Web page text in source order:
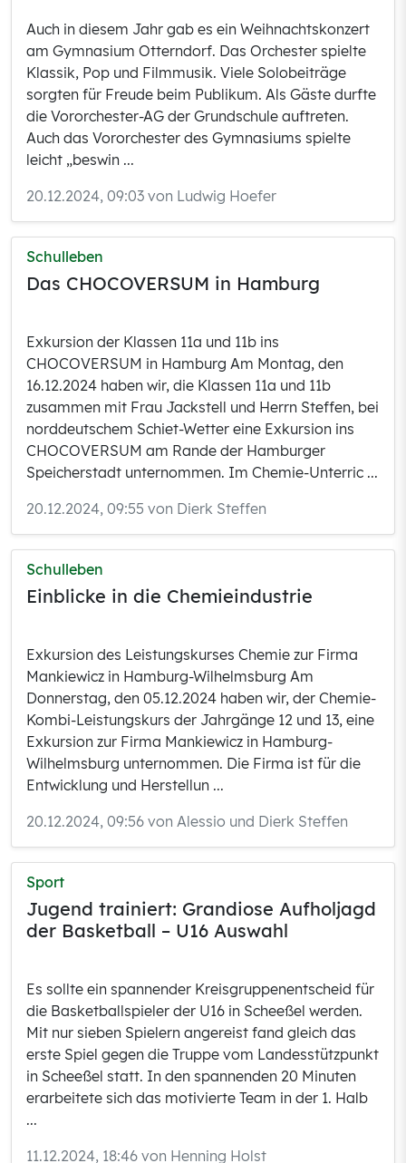
Auch in diesem Jahr gab es ein Weihnachtskonzert
am Gymnasium Otterndorf. Das Orchester spielte
Klassik, Pop und Filmmusik. Viele Solobeiträge
sorgten für Freude beim Publikum. Als Gäste durfte
die Vororchester-AG der Grundschule auftreten.
Auch das Vororchester des Gymnasiums spielte
leicht „beswin ...
20.12.2024, 09:03 von Ludwig Hoefer
Schulleben
Das CHOCOVERSUM in Hamburg
Exkursion der Klassen 11a und 11b ins
CHOCOVERSUM in Hamburg Am Montag, den
16.12.2024 haben wir, die Klassen 11a und 11b
zusammen mit Frau Jackstell und Herrn Steffen, bei
norddeutschem Schiet-Wetter eine Exkursion ins
CHOCOVERSUM am Rande der Hamburger
Speicherstadt unternommen. Im Chemie-Unterric ...
20.12.2024, 09:55 von Dierk Steffen
Schulleben
Einblicke in die Chemieindustrie
Exkursion des Leistungskurses Chemie zur Firma
Mankiewicz in Hamburg-Wilhelmsburg Am
Donnerstag, den 05.12.2024 haben wir, der Chemie-
Kombi-Leistungskurs der Jahrgänge 12 und 13, eine
Exkursion zur Firma Mankiewicz in Hamburg-
Wilhelmsburg unternommen. Die Firma ist für die
Entwicklung und Herstellun ...
20.12.2024, 09:56 von Alessio und Dierk Steffen
Sport
Jugend trainiert: Grandiose Aufholjagd
der Basketball – U16 Auswahl
Es sollte ein spannender Kreisgruppenentscheid für
die Basketballspieler der U16 in Scheeßel werden.
Mit nur sieben Spielern angereist fand gleich das
erste Spiel gegen die Truppe vom Landesstützpunkt
in Scheeßel statt. In den spannenden 20 Minuten
erarbeitete sich das motivierte Team in der 1. Halb
...
11.12.2024, 18:46 von Henning Holst